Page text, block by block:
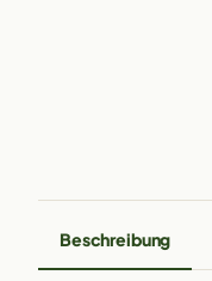
Beschreibung